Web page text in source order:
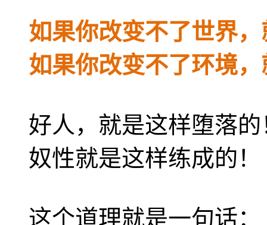
如果你改变不了世界
如果你改变不了环境
好人，就是这样堕落的
奴性就是这样练成的！
这个道理就是一句话：